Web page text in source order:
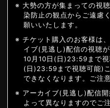
※ 大勢の方が集まっての視
染防止の観点からご遠慮
願いいたします。
※ チケット購入のお客様は
イブ(見逃し)配信の視聴
10月10日(日)23:59まで
(日)23:59まで視聴可能)
できなくなります。ご注
※ アーカイブ(見逃し)配信
よって異なりますのでご